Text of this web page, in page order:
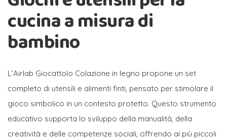
cucina a misura di
bambino
L’Airlab Giocattolo Colazione in legno propone un set
completo di utensili e alimenti finti, pensato per stimolare il
gioco simbolico in un contesto protetto. Questo strumento
educativo supporta lo sviluppo della manualità, della
creatività e delle competenze sociali, offrendo ai più piccoli